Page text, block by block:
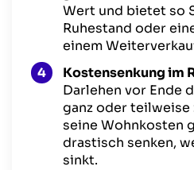
Wert und bietet so
Ruhestand oder
einem
Kostensenkung im
Darlehen vor Ende
ganz oder teilweise
seine Wohnkosten
drastisch senken,
sinkt.